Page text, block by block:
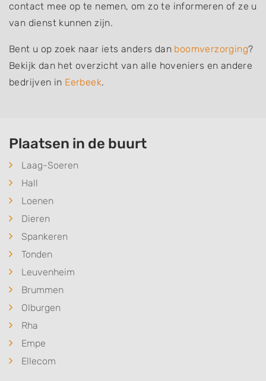
contact mee op te nemen, om zo te informeren of ze u
van dienst kunnen zijn.
Bent u op zoek naar iets anders dan boomverzorging?
Bekijk dan het overzicht van alle hoveniers en andere
bedrijven in Eerbeek.
Plaatsen in de buurt
Laag-Soeren
Hall
Loenen
Dieren
Spankeren
Tonden
Leuvenheim
Brummen
Olburgen
Rha
Empe
Ellecom